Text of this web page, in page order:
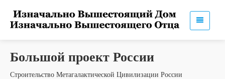
Большой проект России
Строительство Метагалактической Цивилизации России